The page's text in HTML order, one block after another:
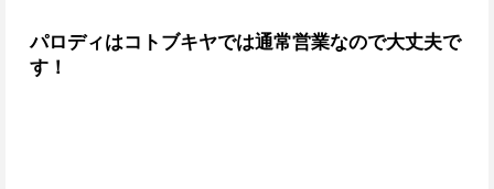
パロディはコトブキヤでは通常営業なので大丈夫で
す！